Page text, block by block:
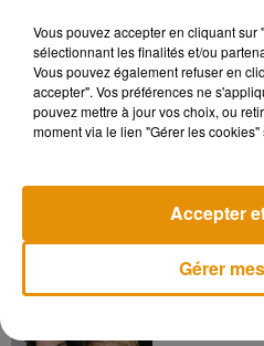
Musique
7 août 2026
Madonna
Sensation
Vous pouvez accepter en cliquant sur
sélectionnant les finalités et/ou
Vous pouvez également refuser en
accepter". Vos préférences ne
pouvez mettre à jour vos choix, ou
moment via le lien "Gérer les
Gérer
Accepter